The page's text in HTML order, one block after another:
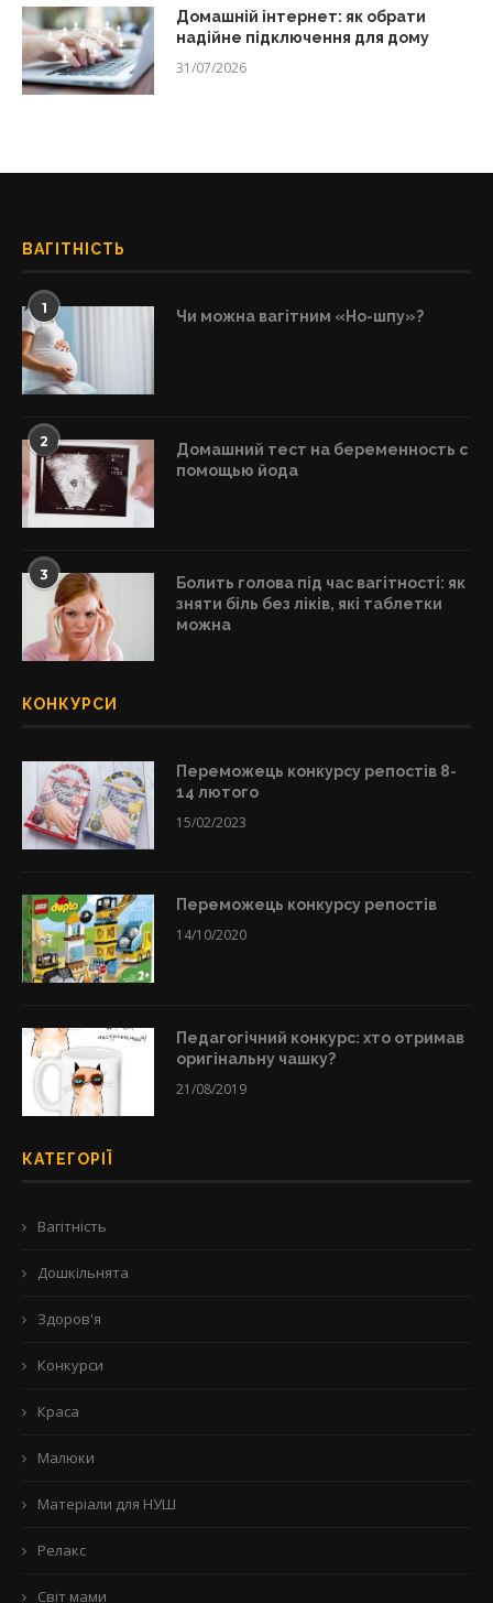
Домашній інтернет: як обрати
надійне підключення для дому
31/07/2026
ВАГІТНІСТЬ
1 Чи можна вагітним «Но-шпу»?
2
Домашний тест на беременность с
помощью йода
3
Болить голова під час вагітності: як
зняти біль без ліків, які таблетки
можна
КОНКУРСИ
Переможець конкурсу репостів 8-
14 лютого
15/02/2023
Переможець конкурсу репостів
14/10/2020
Педагогічний конкурс: хто отримав
оригінальну чашку?
21/08/2019
КАТЕГОРІЇ
Вагітність
Дошкільнята
Здоров'я
Конкурси
Краса
Малюки
Матеріали для НУШ
Релакс
Світ мами